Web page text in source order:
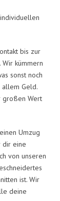
bis zur
kümmern
sonst noch
allem Geld.
großen Wert
Umzug
dir eine
von unseren
ist. Wir
deine